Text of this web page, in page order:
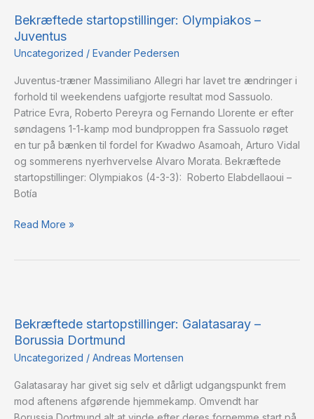
Bekræftede startopstillinger: Olympiakos –
Juventus
Uncategorized / Evander Pedersen
Juventus-træner Massimiliano Allegri har lavet tre ændringer i
forhold til weekendens uafgjorte resultat mod Sassuolo.
Patrice Evra, Roberto Pereyra og Fernando Llorente er efter
søndagens 1-1-kamp mod bundproppen fra Sassuolo røget
en tur på bænken til fordel for Kwadwo Asamoah, Arturo Vidal
og sommerens nyerhvervelse Alvaro Morata. Bekræftede
startopstillinger: Olympiakos (4-3-3): Roberto Elabdellaoui –
Botía
Bekræftede
startopstillinger:
Olympiakos
Juventus
Read More »
Bekræftede startopstillinger: Galatasaray –
Borussia Dortmund
Uncategorized / Andreas Mortensen
Galatasaray har givet sig selv et dårligt udgangspunkt frem
mod aftenens afgørende hjemmekamp. Omvendt har
Galatasaray
–
Borussia